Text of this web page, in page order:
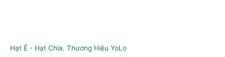
Hạt É - Hạt Chia, Thương Hiệu YoLo